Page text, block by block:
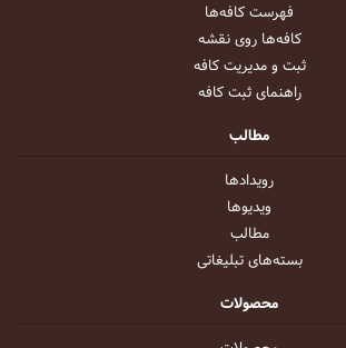
فهرست کافه‌ها
کافه‌ها روی نقشه
ثبت و مدیریت کافه
راهنمای ثبت کافه
مطالب
رویداد‌ها
ویدیو‌ها
مطالب
بسته‌های تبلیغاتی
محصولات